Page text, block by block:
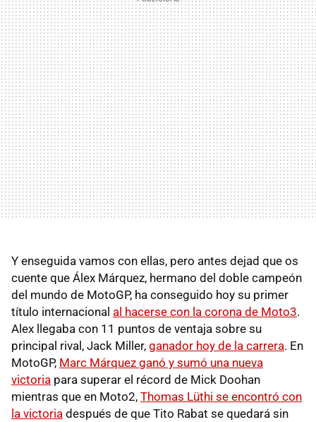
Y enseguida vamos con ellas, pero antes dejad que os
cuente que Álex Márquez, hermano del doble campeón
del mundo de MotoGP, ha conseguido hoy su primer
título internacional al hacerse con la corona de Moto3.
Alex llegaba con 11 puntos de ventaja sobre su
principal rival, Jack Miller, ganador hoy de la carrera. En
MotoGP, Marc Márquez ganó y sumó una nueva
victoria para superar el récord de Mick Doohan
mientras que en Moto2, Thomas Lüthi se encontró con
la victoria después de que Tito Rabat se quedará sin